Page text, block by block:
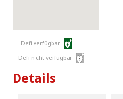
Defi verfügbar
Defi nicht verfügbar
Details